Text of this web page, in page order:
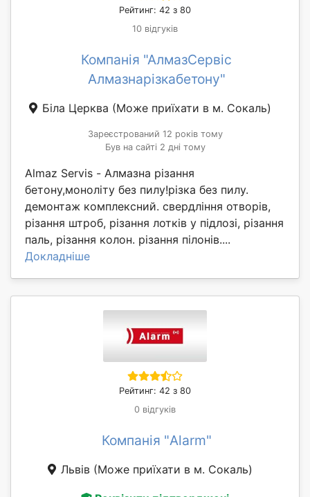
Рейтинг: 42 з 80
10 відгуків
Компанія "АлмазСервіс
Алмазнарізкабетону"
Біла Церква (Може приїхати в м. Сокаль)
Зареєстрований 12 років тому
Був на сайті 2 дні тому
Almaz Servis - Алмазна різання
бетону,моноліту без пилу!різка без пилу.
демонтаж комплексний. свердління отворів,
різання штроб, різання лотків у підлозі, різання
паль, різання колон. різання пілонів....
Докладніше
Рейтинг: 42 з 80
0 відгуків
Компанія "Alarm"
Львів (Може приїхати в м. Сокаль)